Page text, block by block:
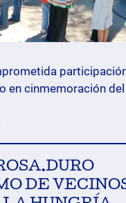
en cinmemoración
DE